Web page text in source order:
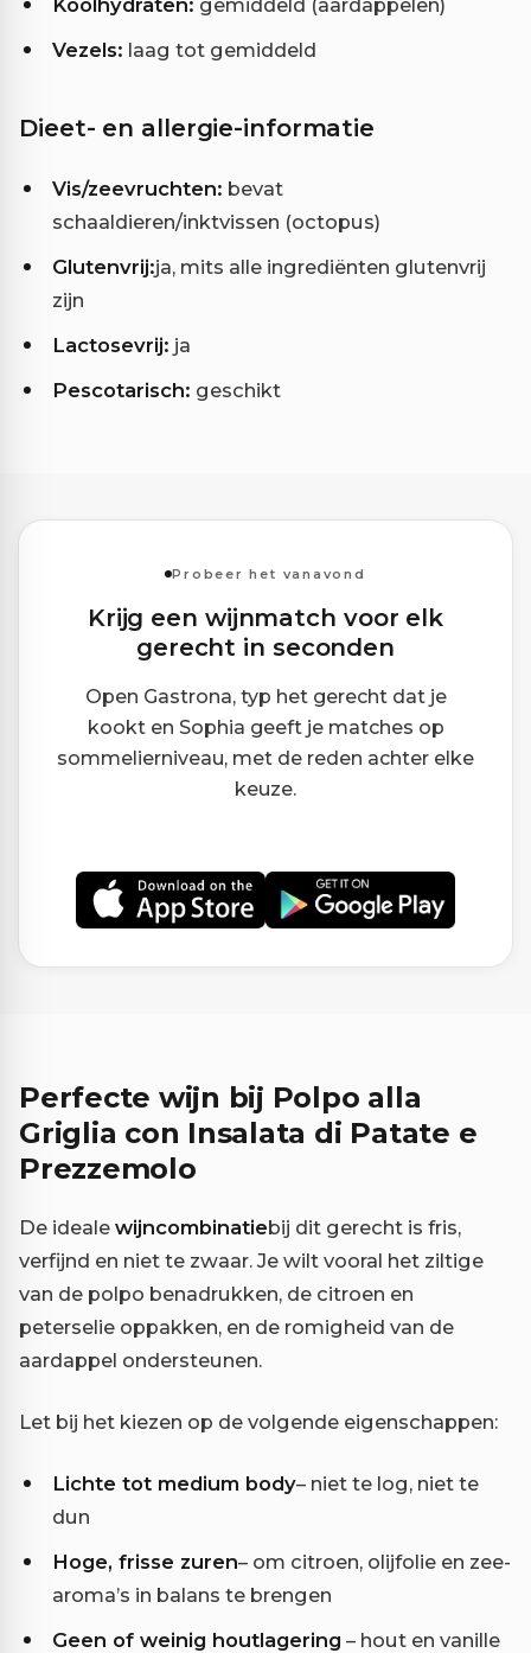
Koolhydraten: gemiddeld (aardappelen)
Vezels: laag tot gemiddeld
Dieet- en allergie-informatie
Vis/zeevruchten: bevat
schaaldieren/inktvissen (octopus)
Glutenvrij:ja, mits alle ingrediënten glutenvrij
zijn
Lactosevrij: ja
Pescotarisch: geschikt
Probeer het vanavond
Krijg een wijnmatch voor elk
gerecht in seconden
Open Gastrona, typ het gerecht dat je
kookt en Sophia geeft je matches op
sommelierniveau, met de reden achter elke
keuze.
Perfecte wijn bij Polpo alla
Griglia con Insalata di Patate e
Prezzemolo
De ideale wijncombinatiebij dit gerecht is fris,
verfijnd en niet te zwaar. Je wilt vooral het ziltige
van de polpo benadrukken, de citroen en
peterselie oppakken, en de romigheid van de
aardappel ondersteunen.
Let bij het kiezen op de volgende eigenschappen:
Lichte tot medium body– niet te log, niet te
dun
Hoge, frisse zuren– om citroen, olijfolie en zee-
aroma’s in balans te brengen
Geen of weinig houtlagering – hout en vanille